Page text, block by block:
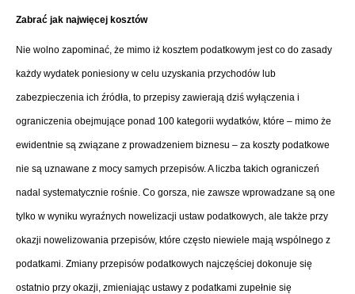
Zabrać jak najwięcej kosztów
Nie wolno zapominać, że mimo iż kosztem podatkowym jest co do zasady
każdy wydatek poniesiony w celu uzyskania przychodów lub
zabezpieczenia ich źródła, to przepisy zawierają dziś wyłączenia i
ograniczenia obejmujące ponad 100 kategorii wydatków, które – mimo że
ewidentnie są związane z prowadzeniem biznesu – za koszty podatkowe
nie są uznawane z mocy samych przepisów. A liczba takich ograniczeń
nadal systematycznie rośnie. Co gorsza, nie zawsze wprowadzane są one
tylko w wyniku wyraźnych nowelizacji ustaw podatkowych, ale także przy
okazji nowelizowania przepisów, które często niewiele mają wspólnego z
podatkami. Zmiany przepisów podatkowych najczęściej dokonuje się
ostatnio przy okazji, zmieniając ustawy z podatkami zupełnie się